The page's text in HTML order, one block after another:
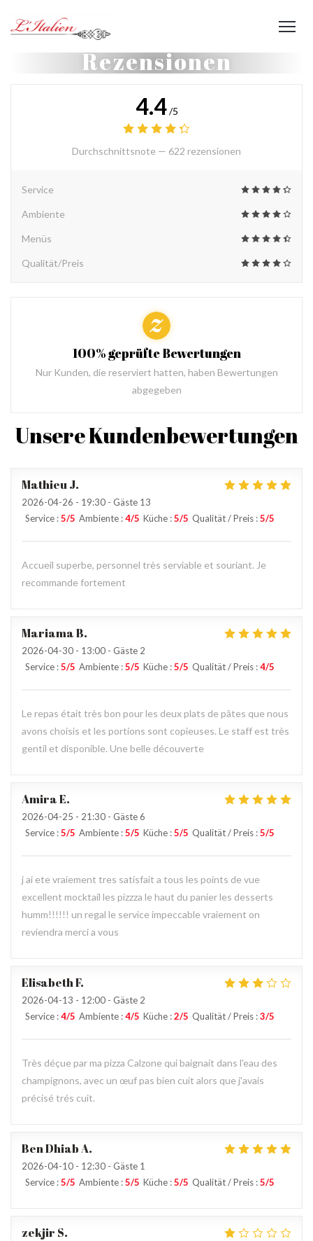
Rezensionen
Unsere Kundenbewertungen
MathieuJ
2026-04-26 - 19:30 - Gäste 13
Service :5/5 Ambiente :4/5 Küche :5/5 Qualität / Preis :5/5
Accueil superbe, personnel très serviable et souriant. Je
recommande fortement
MariamaB
2026-04-30 - 13:00 - Gäste 2
Service :5/5 Ambiente :5/5 Küche :5/5 Qualität / Preis :4/5
Le repas était très bon pour les deux plats de pâtes que nous
avons choisis et les portions sont copieuses. Le staff est très
gentil et disponible. Une belle découverte
AmiraE
2026-04-25 - 21:30 - Gäste 6
Service :5/5 Ambiente :5/5 Küche :5/5 Qualität / Preis :5/5
j ai ete vraiement tres satisfait a tous les points de vue
excellent mocktail les pizzza le haut du panier les desserts
humm!!!!!! un regal le service impeccable vraiement on
reviendra merci a vous
ElisabethF
2026-04-13 - 12:00 - Gäste 2
Service :4/5 Ambiente :4/5 Küche :2/5 Qualität / Preis :3/5
Très déçue par ma pizza Calzone qui baignait dans l'eau des
champignons, avec un œuf pas bien cuit alors que j'avais
précisé trés cuit.
Ben DhiabA
2026-04-10 - 12:30 - Gäste 1
Service :5/5 Ambiente :5/5 Küche :5/5 Qualität / Preis :5/5
zekjir S
4.4 /5
Durchschnittsnote — 622 rezensionen
Service
Ambiente
Menüs
Qualität/Preis
100% geprüfte Bewertungen
Nur Kunden, die reserviert hatten, haben Bewertungen
abgegeben